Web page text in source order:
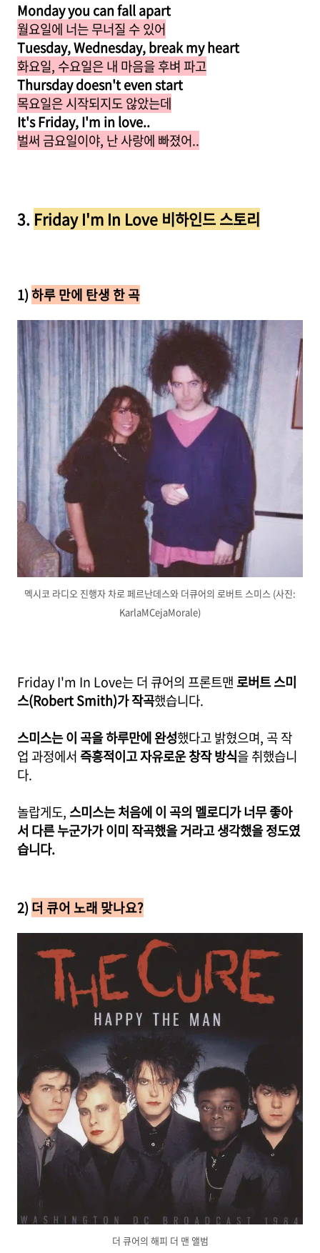
Monday you can fall apart
월요일에 너는 무너질 수 있어
Tuesday, Wednesday, break my heart
화요일, 수요일은 내 마음을 후벼 파고
Thursday doesn't even start
목요일은 시작되지도 않았는데
It's Friday, I'm in love..
벌써 금요일이야, 난 사랑에 빠졌어..
3. Friday I'm In Love 비하인드 스토리
1)하루 만에 탄생 한 곡
멕시코 라디오 진행자 차로 페르난데스와 더큐어의 로버트 스미스 (사진:
KarlaMCejaMorale)
Friday I'm In Love는 더 큐어의 프론트맨 로버트 스미
스(Robert Smith)가 작곡했습니다.
스미스는이 곡을 하루만에 완성했다고 밝혔으며, 곡 작
업 과정에서 즉흥적이고 자유로운 창작 방식을 취했습니
다.
놀랍게도, 스미스는 처음에 이 곡의 멜로디가 너무 좋아
서 다른 누군가가 이미 작곡했을 거라고 생각했을 정도였
습니다.
2)더 큐어 노래 맞나요?
더 큐어의 해피 더 맨 앨범